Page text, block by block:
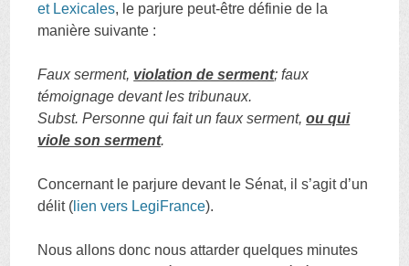
et Lexicales, le parjure peut-être définie de la
manière suivante :
Faux serment, violation de serment; faux
témoignage devant les tribunaux.
Subst. Personne qui fait un faux serment,ou qui
viole son serment.
Concernant le parjure devant le Sénat, il s’agit d’un
délit ( lien vers LegiFrance).
Nous allons donc nous attarder quelques minutes